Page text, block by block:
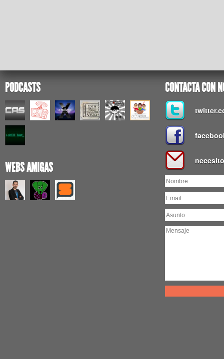
PODCASTS
WEBS AMIGAS
CONTACTA CON